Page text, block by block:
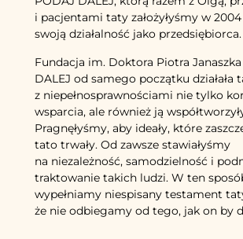
i pacjentami taty założyłyśmy w
swoją działalność jako przedsiębiorca.
Fundacja im. Doktora Piotra
DALEJ od samego początku działała
z niepełnosprawnościami nie tylko
wsparcia, ale również ją
Pragnęłyśmy, aby ideały, które
tato trwały. Od zawsze stawiałyśmy
na niezależność, samodzielność i
traktowanie takich ludzi. W ten
wypełniamy niespisany testament
że nie odbiegamy od tego, jak on by